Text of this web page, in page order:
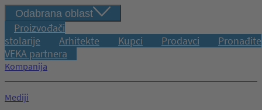
Odabrana oblast
Proizvođači
stolarije
Arhitekte Kupci Prodavci
Pronađite
VEKA partnera
Kompanija
Mediji